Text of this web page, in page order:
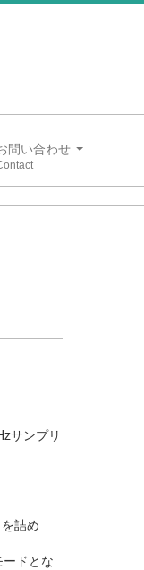
問い合わせ
サンプリ
詰め
ドとな